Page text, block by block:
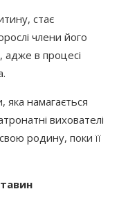
стає
члени його
адже в процесі
яка намагається
вихователі
родину, поки її